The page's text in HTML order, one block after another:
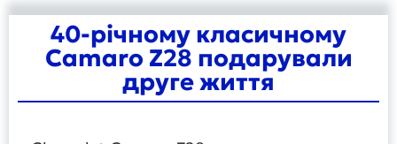
40-річному класичному
Camaro Z28 подарували
друге життя